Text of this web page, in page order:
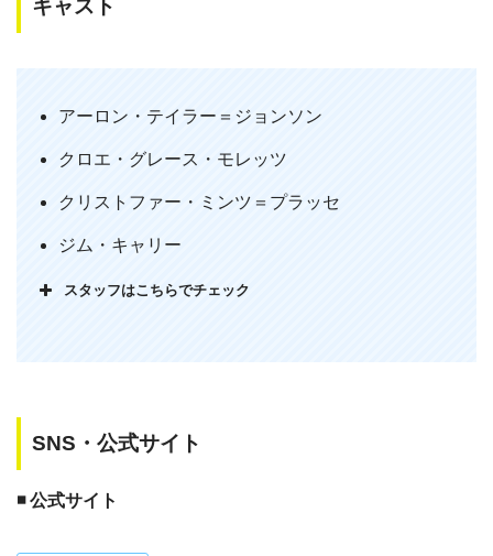
【 KICK-ASS 2 – キック・アス2 】
シリーズ2作目。何回観ても、マザーロ
pic.twitter.com/cf9NwN7cNt
— アメコミさん💀🔥⛓ (@amecomisun)
May 24, 2020
キャスト
アーロン・テイラー＝ジョンソン
クロエ・グレース・モレッツ
クリストファー・ミンツ＝プラッセ
ジム・キャリー
スタッフはこちらでチェック
SNS・公式サイト
◾️ 公式サイト